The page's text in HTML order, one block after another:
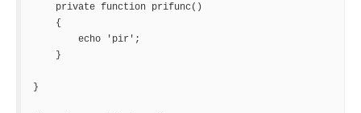
private function prifunc()
{
echo 'pir';
}
}